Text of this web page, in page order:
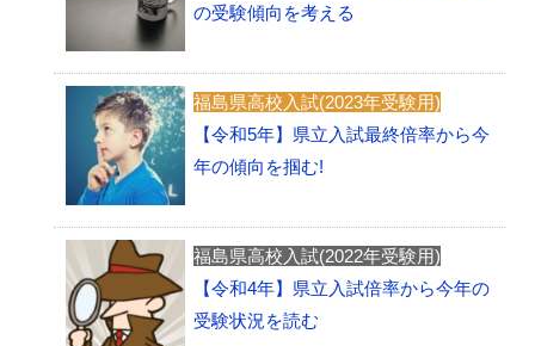
の受験傾向を考える
福島県高校入試(2023年受験用)
【令和5年】県立入試最終倍率から今
年の傾向を掴む!
福島県高校入試(2022年受験用)
【令和4年】県立入試倍率から今年の
受験状況を読む